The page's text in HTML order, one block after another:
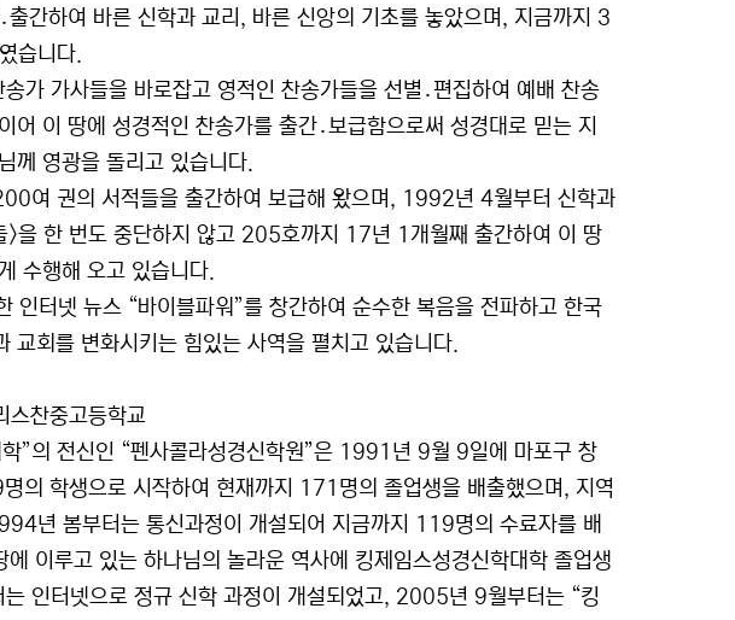
간하여 바른 신학과 교리, 바른 신앙의 기초를 놓았으며, 지금까지 3
습니다.
가 가사들을 바로잡고 영적인 찬송가들을 선별․편집하여 예배 찬송
어 이 땅에 성경적인 찬송가를 출간․보급함으로써 성경대로 믿는 지
께 영광을 돌리고 있습니다.
여 권의 서적들을 출간하여 보급해 왔으며, 1992년 4월부터 신학과
>을 한 번도 중단하지 않고 205호까지 17년 1개월째 출간하여 이 땅
수행해 오고 있습니다.
터넷 뉴스 “바이블파워”를 창간하여 순수한 복음을 전파하고 한국
교회를 변화시키는 힘있는 사역을 펼치고 있습니다.
스찬중고등학교
”의 전신인 “펜사콜라성경신학원”은 1991년 9월 9일에 마포구 창
의 학생으로 시작하여 현재까지 171명의 졸업생을 배출했으며, 지역
년 봄부터는 통신과정이 개설되어 지금까지 119명의 수료자를 배
이루고 있는 하나님의 놀라운 역사에 킹제임스성경신학대학 졸업생
인터넷으로 정규 신학 과정이 개설되었고, 2005년 9월부터는 “킹